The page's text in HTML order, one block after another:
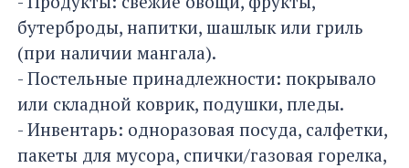
бутерброды, напитки, шашлык или гриль
(при наличии мангала).
- Постельные принадлежности: покрывало
или складной коврик, подушки, пледы.
- Инвентарь: одноразовая посуда, салфетки,
пакеты для мусора, спички/газовая горелка,